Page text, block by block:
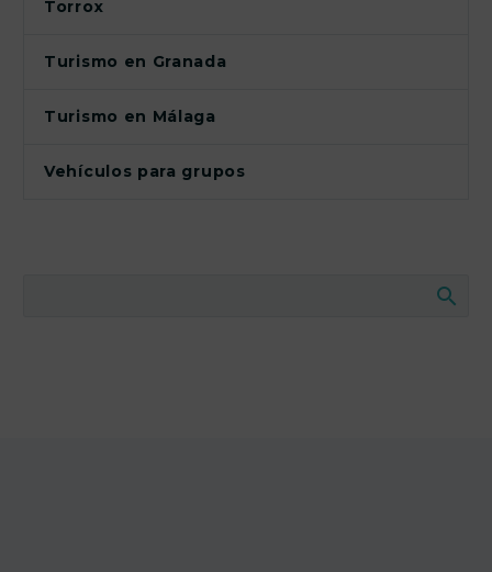
Torrox
Turismo en Granada
Turismo en Málaga
Vehículos para grupos